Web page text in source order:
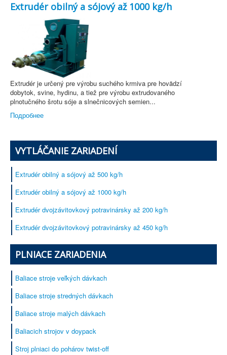
Extrudér obilný a sójový až 1000 kg/h
Extrudér je určený pre výrobu suchého krmiva pre hovädzí
dobytok, svine, hydinu, a tiež pre výrobu extrudovaného
plnotučného šrotu sóje a slnečnicových semien...
Подробнее
VYTLÁČANIE ZARIADENÍ
Extrudér obilný a sójový až 500 kg/h
Extrudér obilný a sójový až 1000 kg/h
Extrudér dvojzávitovkový potravinársky až 200 kg/h
Extrudér dvojzávitovkový potravinársky až 450 kg/h
PLNIACE ZARIADENIA
Baliace stroje veľkých dávkach
Baliace stroje stredných dávkach
Baliace stroje malých dávkach
Baliacich strojov v doypack
Stroj plniaci do pohárov twist-off